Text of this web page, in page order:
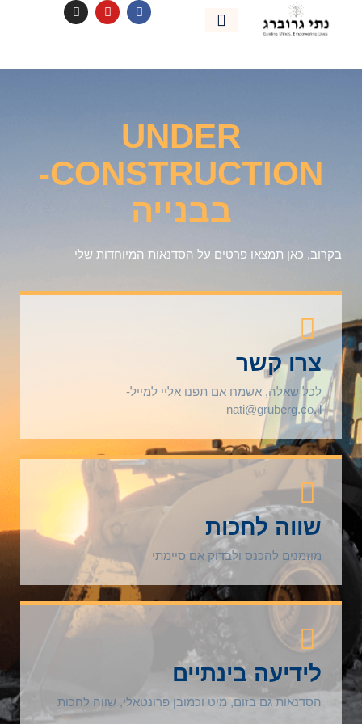
UNDER
CONSTRUCTION-
בבנייה
בקרוב, כאן תמצאו פרטים על הסדנאות המיוחדות שלי
צרו קשר
לכל שאלה, אשמח אם תפנו אליי למייל-
nati@gruberg.co.il
שווה לחכות
מוזמנים להכנס ולבדוק אם סיימתי
לידיעה בינתיים
הסדנאות גם בזום, מיט וכמובן פרונטאלי, שווה לחכות